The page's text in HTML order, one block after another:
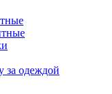
за одеждой